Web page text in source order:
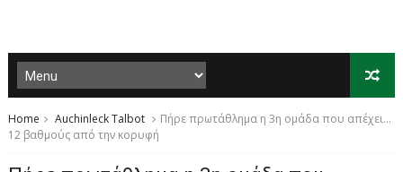
Home Auchinleck Talbot
Πήρε πρωτάθλημα η 3η ομάδα που απέχει…
12 βαθμούς από την κορυφή